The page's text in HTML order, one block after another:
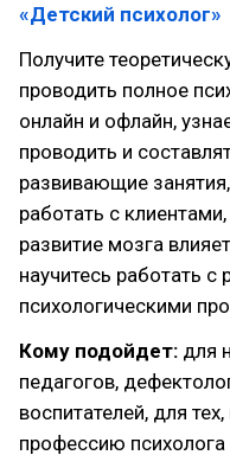
«Детский психолог»
Получите
проводить полное
онлайн и офлайн,
проводить и
развивающие
работать с
развитие мозга
научитесь работать
психологическими
Кому подойдет: для
педагогов,
воспитателей, для
профессию психолога